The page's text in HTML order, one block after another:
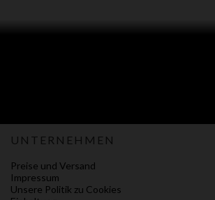
UNTERNEHMEN
Preise und Versand
Impressum
Unsere Politik zu Cookies